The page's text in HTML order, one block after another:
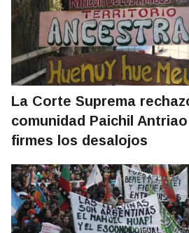
La Corte Suprema
comunidad Paichil
firmes los desalojos